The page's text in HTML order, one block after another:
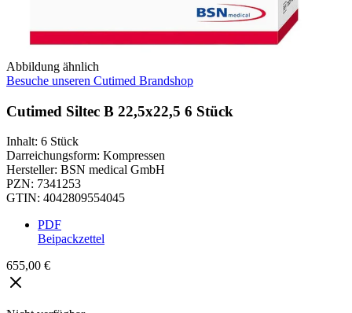
Abbildung ähnlich
Besuche unseren Cutimed Brandshop
Cutimed Siltec B 22,5x22,5 6 Stück
Inhalt: 6 Stück
Darreichungsform: Kompressen
Hersteller: BSN medical GmbH
PZN: 7341253
GTIN: 4042809554045
PDF
Beipackzettel
655,00 €